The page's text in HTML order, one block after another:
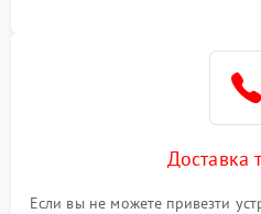
Доставка
Если вы не можете привезти